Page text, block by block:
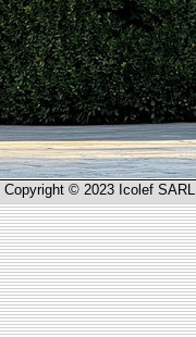
Copyright © 2023 Icolef SARL